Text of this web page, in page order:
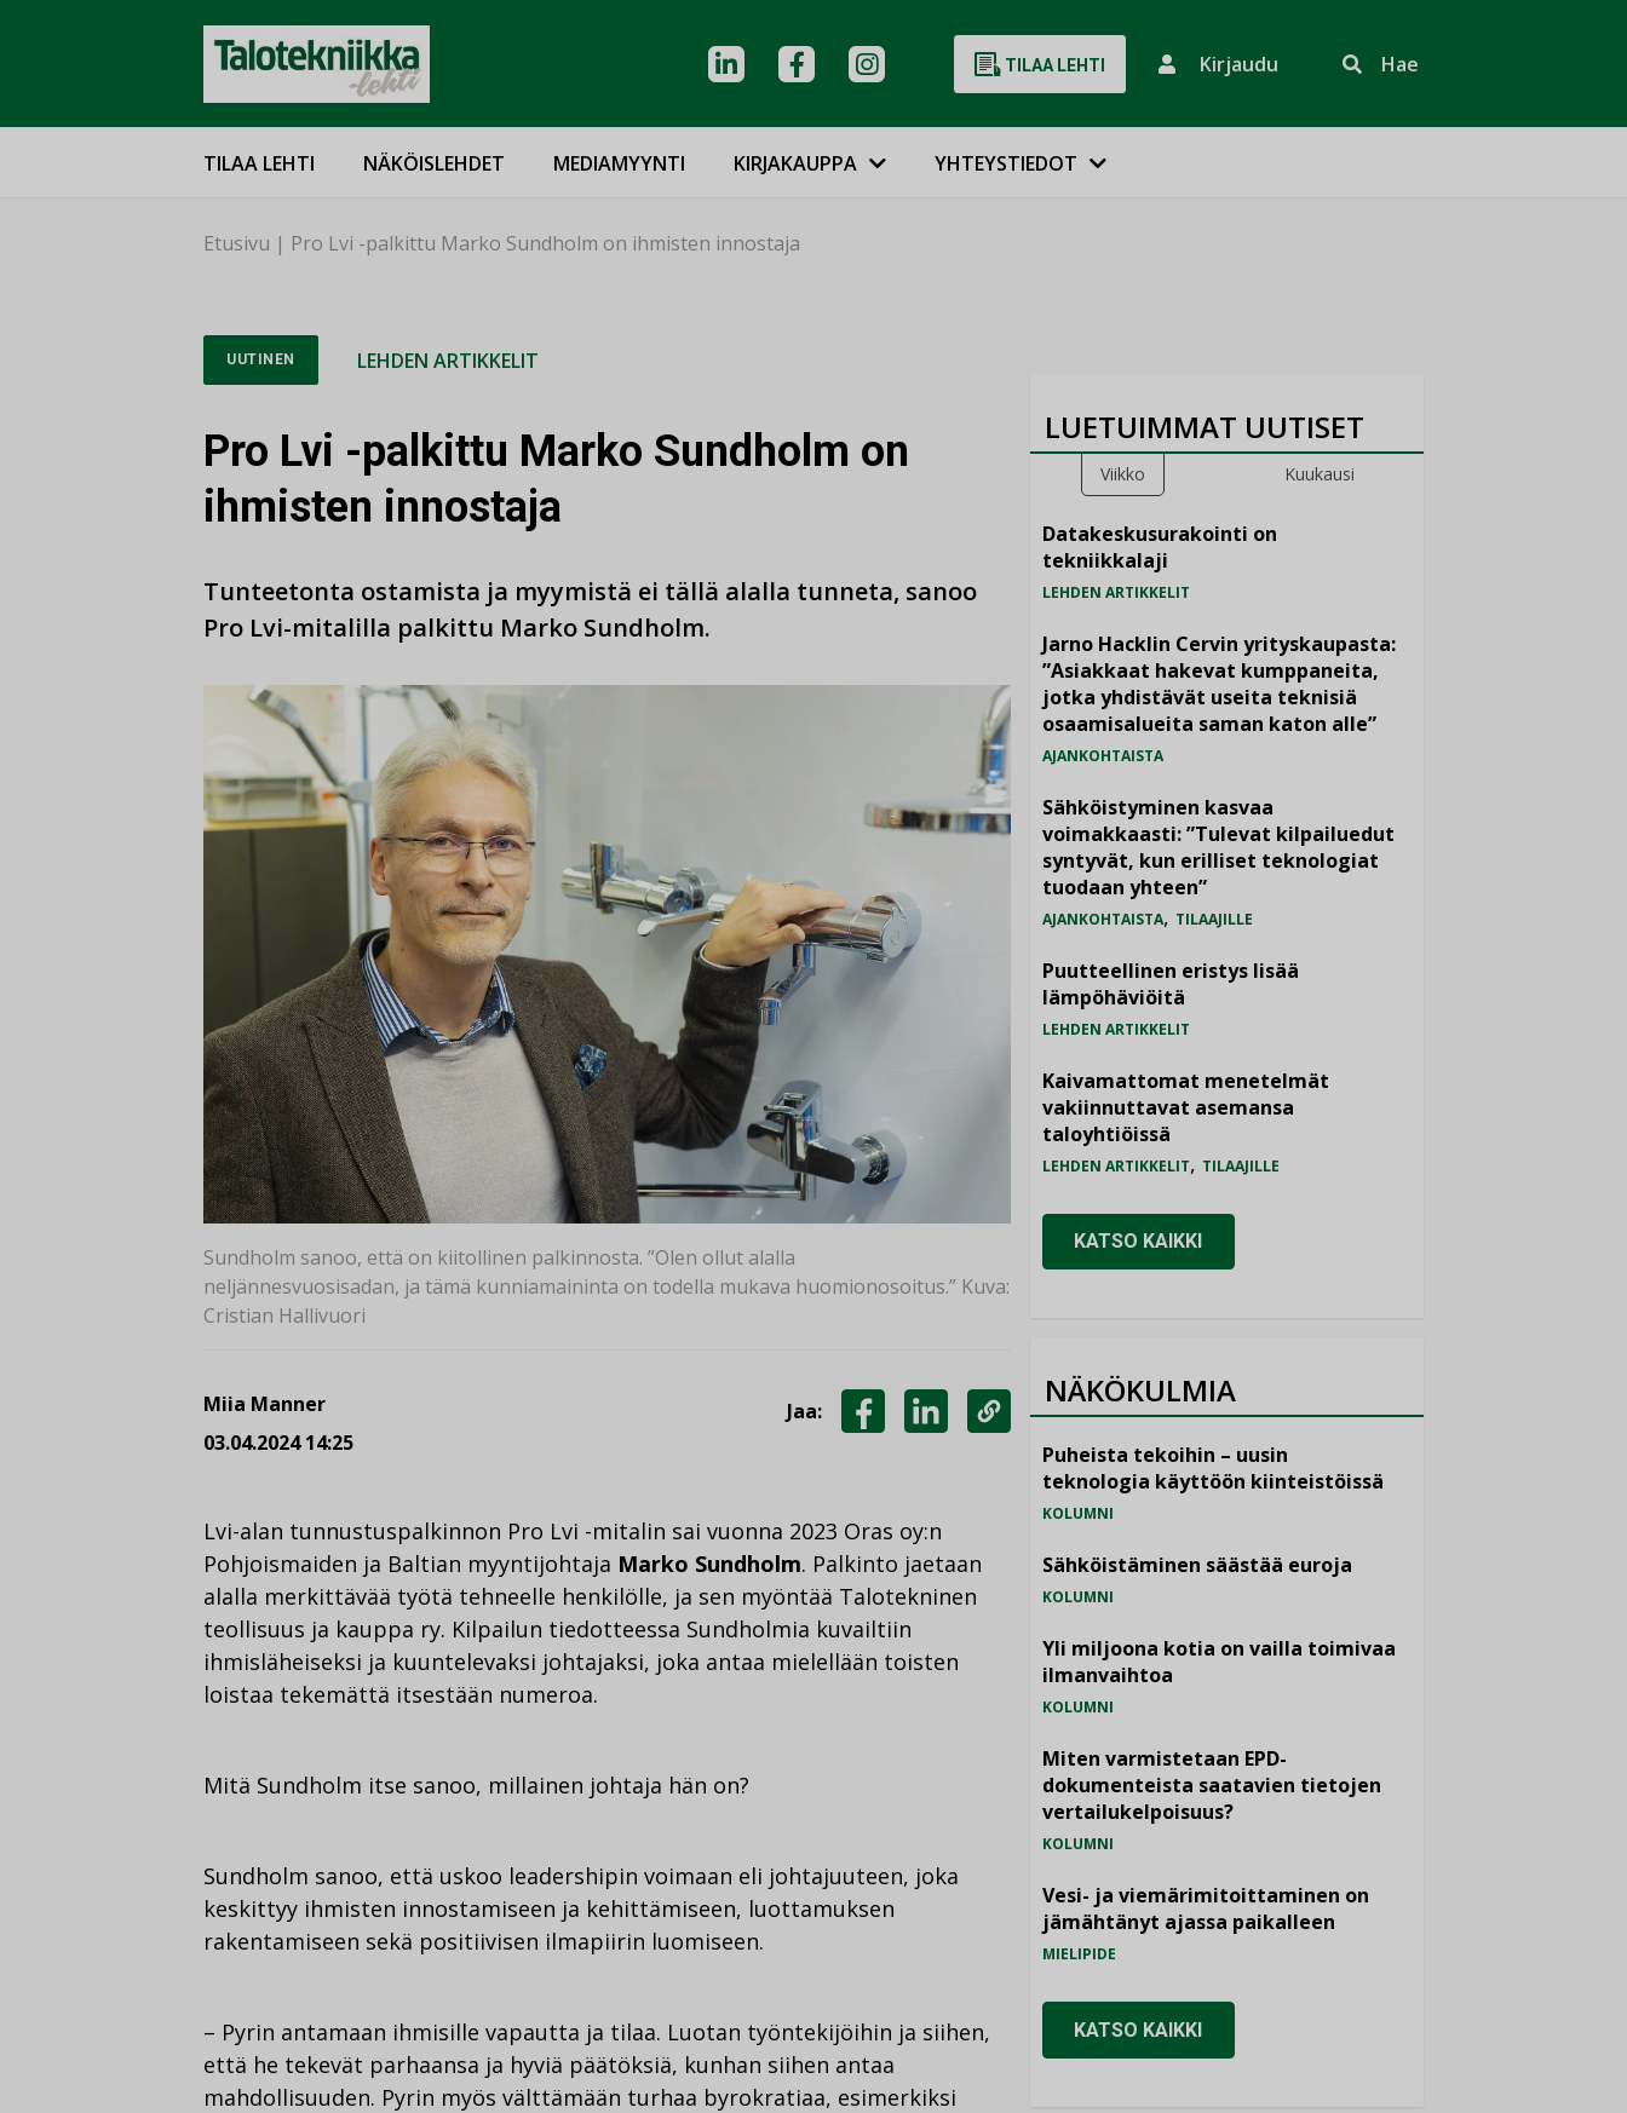
TILAA LEHTI Kirjaudu Hae
TILAA LEHTI NÄKÖISLEHDET MEDIAMYYNTI KIRJAKAUPPA YHTEYSTIEDOT
Etusivu | Pro Lvi -palkittu Marko Sundholm on ihmisten innostaja
UUTINEN LEHDEN ARTIKKELIT
Pro Lvi -palkittu Marko Sundholm on
ihmisten innostaja
Tunteetonta ostamista ja myymistä ei tällä alalla tunneta, sanoo
Pro Lvi-mitalilla palkittu Marko Sundholm.
Sundholm sanoo, että on kiitollinen palkinnosta. ”Olen ollut alalla
neljännesvuosisadan, ja tämä kunniamaininta on todella mukava huomionosoitus.” Kuva:
Cristian Hallivuori
Miia Manner
03.04.2024 14:25
Jaa:
LINKEDINISSÄ
KOPIOI
LINKKI
Lvi-alan tunnustuspalkinnon Pro Lvi -mitalin sai vuonna 2023 Oras oy:n
Pohjoismaiden ja Baltian myyntijohtaja Marko Sundholm. Palkinto jaetaan
alalla merkittävää työtä tehneelle henkilölle, ja sen myöntää Talotekninen
teollisuus ja kauppa ry. Kilpailun tiedotteessa Sundholmia kuvailtiin
ihmisläheiseksi ja kuuntelevaksi johtajaksi, joka antaa mielellään toisten
loistaa tekemättä itsestään numeroa.
Mitä Sundholm itse sanoo, millainen johtaja hän on?
Sundholm sanoo, että uskoo leadershipin voimaan eli johtajuuteen, joka
keskittyy ihmisten innostamiseen ja kehittämiseen, luottamuksen
rakentamiseen sekä positiivisen ilmapiirin luomiseen.
– Pyrin antamaan ihmisille vapautta ja tilaa. Luotan työntekijöihin ja siihen,
että he tekevät parhaansa ja hyviä päätöksiä, kunhan siihen antaa
mahdollisuuden. Pyrin myös välttämään turhaa byrokratiaa, esimerkiksi
LUETUIMMAT UUTISET
Viikko Kuukausi
Datakeskusurakointi on
tekniikkalaji
LEHDEN ARTIKKELIT
Jarno Hacklin Cervin yrityskaupasta:
”Asiakkaat hakevat kumppaneita,
jotka yhdistävät useita teknisiä
osaamisalueita saman katon alle”
AJANKOHTAISTA
Sähköistyminen kasvaa
voimakkaasti: ”Tulevat kilpailuedut
syntyvät, kun erilliset teknologiat
tuodaan yhteen”
AJANKOHTAISTA, TILAAJILLE
Puutteellinen eristys lisää
lämpöhäviöitä
LEHDEN ARTIKKELIT
Kaivamattomat menetelmät
vakiinnuttavat asemansa
taloyhtiöissä
LEHDEN ARTIKKELIT, TILAAJILLE
KATSO KAIKKI
NÄKÖKULMIA
Puheista tekoihin – uusin
teknologia käyttöön kiinteistöissä
KOLUMNI
Sähköistäminen säästää euroja
KOLUMNI
Yli miljoona kotia on vailla toimivaa
ilmanvaihtoa
KOLUMNI
Miten varmistetaan EPD-
dokumenteista saatavien tietojen
vertailukelpoisuus?
KOLUMNI
Vesi- ja viemärimitoittaminen on
jämähtänyt ajassa paikalleen
MIELIPIDE
KATSO KAIKKI